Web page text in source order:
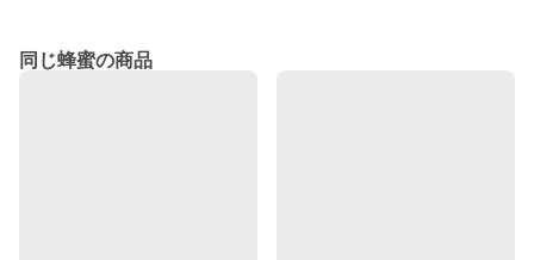
同じ蜂蜜の商品